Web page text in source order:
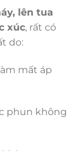
lên tua
xúc, rất có
do:
mất áp
phun không